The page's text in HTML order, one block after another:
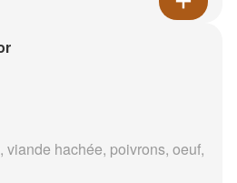
viande hachée, poivrons, oeuf,